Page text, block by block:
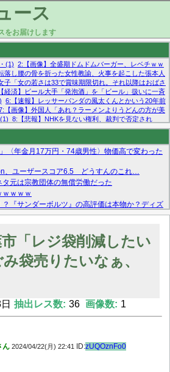
ース
をお届けします
(1) 2:【画像】全盛期ドムドムバーガー、レベチｗｗ
落し腰の骨を折った女性教諭、火事を起こした張本人
子「女の若さは33で賞味期限切れ。それ以降はおばさ
経済】ビール大手「発泡酒」を「ビール」扱いに一斉
6:【速報】レッサーパンダの風太くんとかいう20年前
【画像】外国人「あれ？ラーメンよりうどんの方が美
8:【悲報】NHKを見ない権利、裁判で否定され
小は間違いでした」(1) 10:【悲報】日本企業の人手不
てません…」(1)
〈年金月17万円・74歳男性〉物価高で変わった
、ユーザースコア6.5 どうすんのこれ…
タ元は宗教団体の無償労働だった
ｗｗｗ
『サンダーボルツ』の高評価は本物か？ディズ
裏で渦巻くファンの本音とMCUの未来を徹底考
トテイク出演も新規獲得ならず？北川莉央が1
で拾ったエロ画像貼ってくよ
市「レジ袋削減したい
袋売りたいなぁ、
抽出レス数: 36 画像数: 1
ん 2024/04/22(月) 22:41 ID:zUQOznFo0